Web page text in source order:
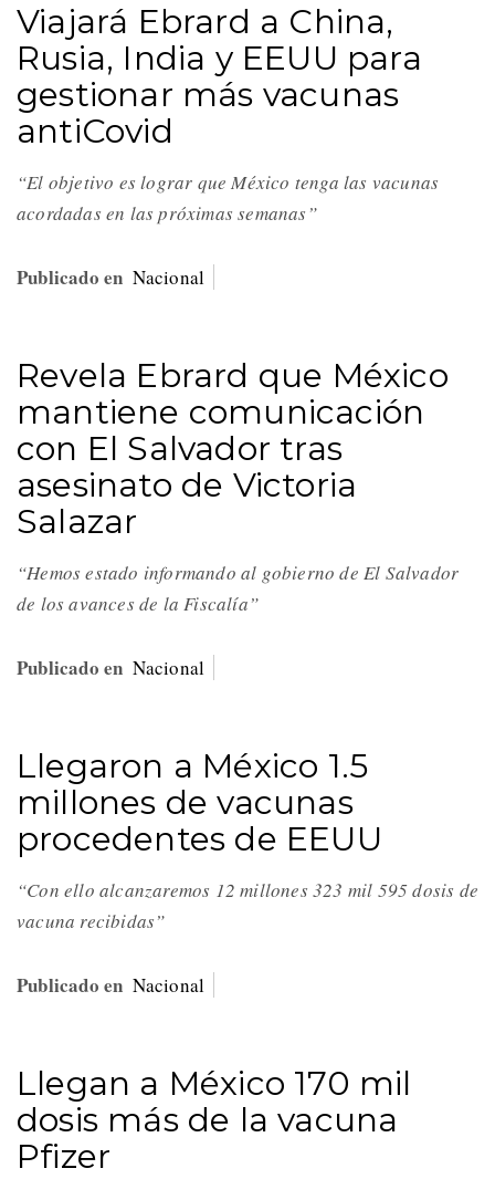
Viajará Ebrard a China,
Rusia, India y EEUU para
gestionar más vacunas
antiCovid
“El objetivo es lograr que México tenga las vacunas
acordadas en las próximas semanas”
Publicado en Nacional
Revela Ebrard que México
mantiene comunicación
con El Salvador tras
asesinato de Victoria
Salazar
“Hemos estado informando al gobierno de El Salvador
de los avances de la Fiscalía”
Publicado en Nacional
Llegaron a México 1.5
millones de vacunas
procedentes de EEUU
“Con ello alcanzaremos 12 millones 323 mil 595 dosis de
vacuna recibidas”
Publicado en Nacional
Llegan a México 170 mil
dosis más de la vacuna
Pfizer